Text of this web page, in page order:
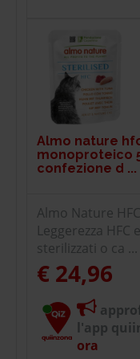
Almo nature
monoproteico
confezione d ...
Almo Nature
Leggerezza HFC
sterilizzati o ca ...
€ 24,96
l'app
ora